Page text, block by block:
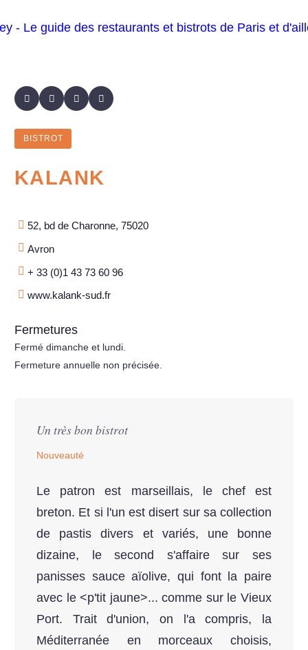
BISTROT
KALANK
52, bd de Charonne, 75020
Avron
+ 33 (0)1 43 73 60 96
www.kalank-sud.fr
Fermetures
Fermé dimanche et lundi.
Fermeture annuelle non précisée.
Un très bon bistrot
Nouveauté
Le patron est marseillais, le chef est
breton. Et si l'un est disert sur sa collection
de pastis divers et variés, une bonne
dizaine, le second s'affaire sur ses
panisses sauce aïolive, qui font la paire
avec le <p'tit jaune>... comme sur le Vieux
Port. Trait d'union, on l'a compris, la
Méditerranée en morceaux choisis,